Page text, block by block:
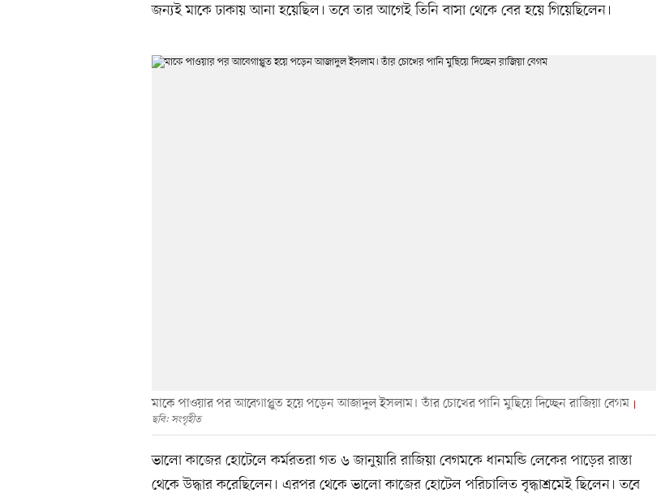
জন্যই মাকে ঢাকায় আনা হয়েছিল। তবে তার আগেই তিনি বাসা থেকে বের হয়ে গিয়েছিলেন।
মাকে পাওয়ার পর আবেগাপ্লুত হয়ে পড়েন আজাদুল ইসলাম। তাঁর চোখের পানি মুছিয়ে দিচ্ছেন রাজিয়া বেগম
ছবি: সংগৃহীত
ভালো কাজের হোটেলে কর্মরতরা গত ৬ জানুয়ারি রাজিয়া বেগমকে ধানমন্ডি লেকের পাড়ের রাস্তা
থেকে উদ্ধার করেছিলেন। এরপর থেকে ভালো কাজের হোটেল পরিচালিত বৃদ্ধাশ্রমেই ছিলেন। তবে